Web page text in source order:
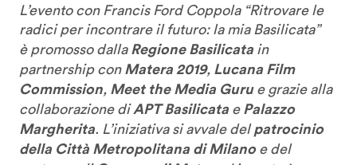
L’evento con Francis Ford Coppola “Ritrovare le
radici per incontrare il futuro: la mia Basilicata”
è promosso dallaRegione Basilicata in
partnership conMatera 2019, Lucana Film
Commission, Meet the Media Gurue grazie alla
collaborazione diAPT Basilicata ePalazzo
Margherita. L’iniziativa si avvale delpatrocinio
della Città Metropolitana di Milanoe del